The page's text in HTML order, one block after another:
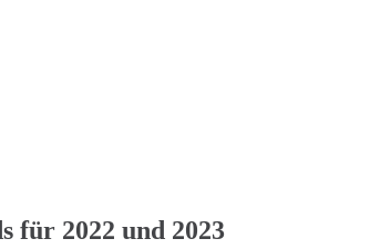
für 2022 und 2023